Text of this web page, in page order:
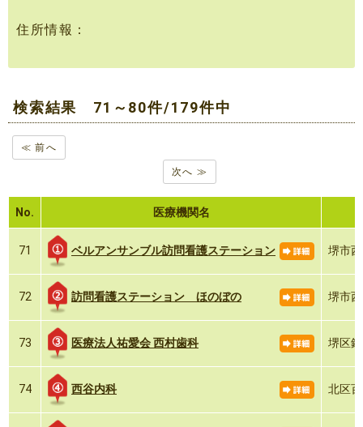
住所情報：
検索結果 71～80件/179件中
≪ 前へ
次へ ≫
No. 医療機関名
71 ベルアンサンブル訪問看護ステーション 堺市
72 訪問看護ステーション ほのぼの 堺市
73 医療法人祐愛会 西村歯科 堺区
74 西谷内科 北区